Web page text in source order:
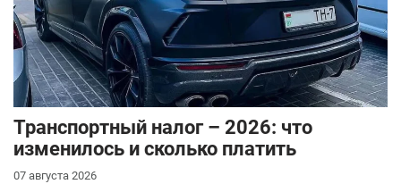
Транспортный налог – 2026: что
изменилось и сколько платить
07 августа 2026